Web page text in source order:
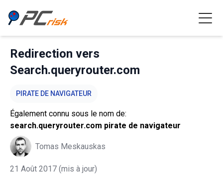
Redirection vers
Search.queryrouter.com
PIRATE DE NAVIGATEUR
Également connu sous le nom de:
search.queryrouter.com pirate de navigateur
Tomas Meskauskas
21 Août 2017 (mis à jour)